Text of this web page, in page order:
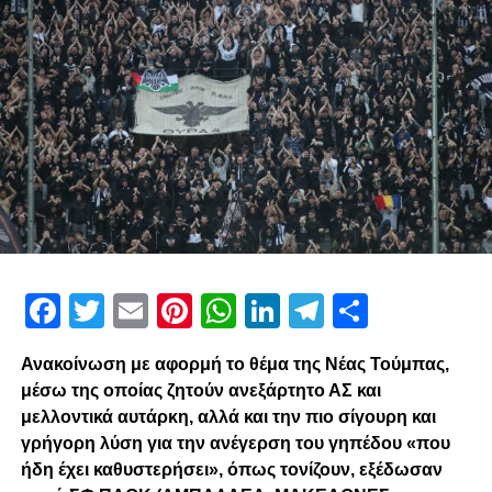
Facebook
Twitter
EmailPinterest
WhatsApp
LinkedIn
Telegram
Ανακοίνωση με αφορμή το θέμα της Νέας Τούμπας,
μέσω της οποίας ζητούν ανεξάρτητο ΑΣ και
μελλοντικά αυτάρκη, αλλά και την πιο σίγουρη και
γρήγορη λύση για την ανέγερση του γηπέδου «που
ήδη έχει καθυστερήσει», όπως τονίζουν, εξέδωσαν